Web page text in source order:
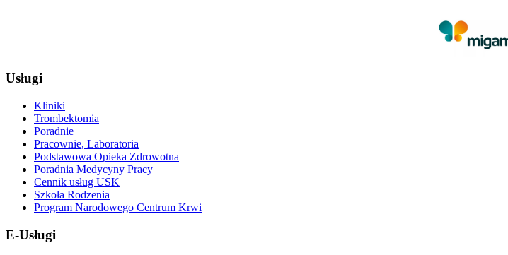
Usługi
Kliniki
Trombektomia
Poradnie
Pracownie, Laboratoria
Podstawowa Opieka Zdrowotna
Poradnia Medycyny Pracy
Cennik usług USK
Szkoła Rodzenia
Program Narodowego Centrum Krwi
E-Usługi